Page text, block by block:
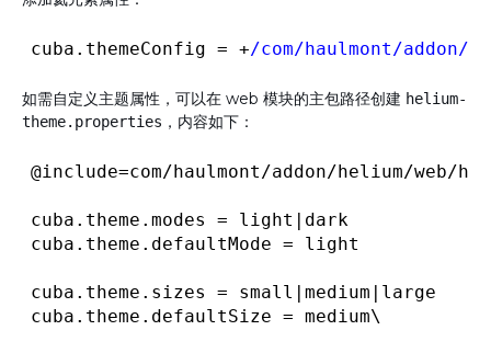
cuba.themeConfig = +/com/haulmont/addon/
如需自定义主题属性 ，可以在 web 模块的主包路径创建 helium-
theme.properties ，内容如下：
@include=com/haulmont/addon/helium/web/
cuba.theme.modes = light|dark
cuba.theme.defaultMode = light
cuba.theme.sizes = small|medium|large